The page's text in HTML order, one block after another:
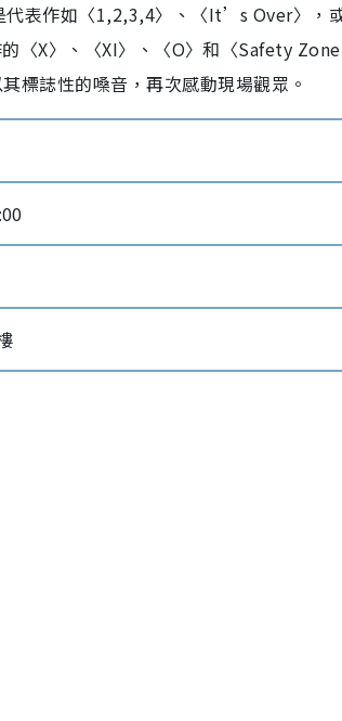
代表作如〈1,2,3,4〉、〈It’s Over〉，
〈X〉、〈XI〉、〈O〉和〈Safety
標誌性的嗓音，再次感動現場觀眾。